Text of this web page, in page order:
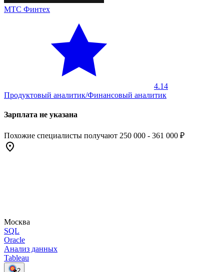
МТС Финтех
4.14
Продуктовый аналитик/Финансовый аналитик
Зарплата не указана
Похожие специалисты получают 250 000 - 361 000 ₽
Москва
SQL
Oracle
Анализ данных
Tableau